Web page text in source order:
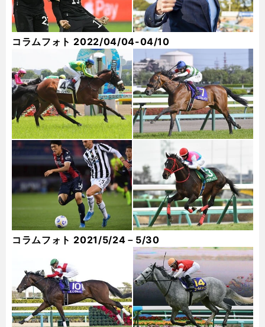
コラムフォト 2022/04/04-04/10
コラムフォト 2021/5/24－5/30